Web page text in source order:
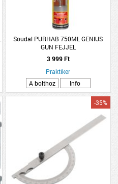
Soudal PURHAB 750ML GENIUS
GUN FEJJEL
3 999 Ft
Praktiker
A bolthoz
Info
-35%